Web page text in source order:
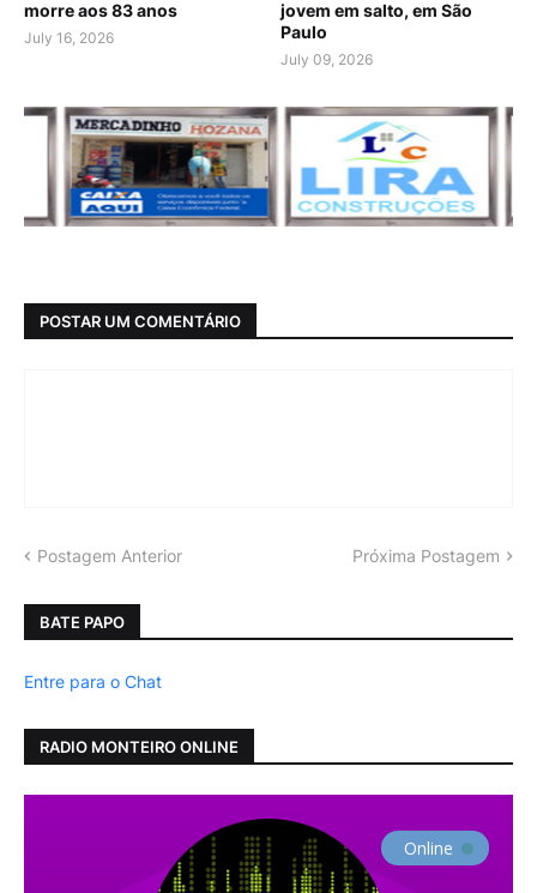
morre aos 83 anos
July 16, 2026
jovem em salto, em São
Paulo
July 09, 2026
POSTAR UM COMENTÁRIO
Postagem Anterior Próxima Postagem
BATE PAPO
Entre para o Chat
RADIO MONTEIRO ONLINE